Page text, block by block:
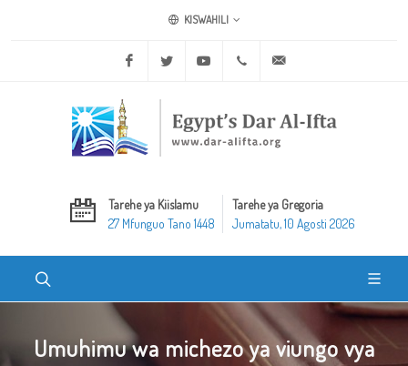
KISWAHILI
Facebook Twitter Youtube +20 2 25970400
Tarehe ya Kiislamu
27 Mfunguo Tano 1448
Tarehe ya Gregoria
Jumatatu, 10 Agosti 2026
Umuhimu wa michezo ya viungo vya